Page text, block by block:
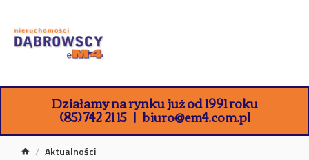
Działamy na rynku już od 1991 roku
(85) 742 21 15 biuro@em4.com.pl
Aktualności